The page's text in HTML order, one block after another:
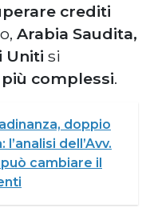
crediti
Arabia Saudita,
Uniti si
complessi.
doppio
dell’Avv.
cambiare il